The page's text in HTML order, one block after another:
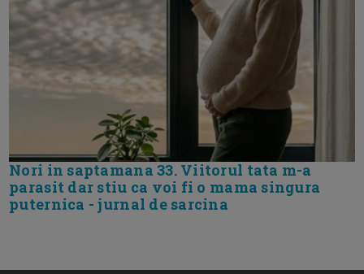
Nori in saptamana 33. Viitorul tata m-a
parasit dar stiu ca voi fi o mama singura
puternica - jurnal de sarcina